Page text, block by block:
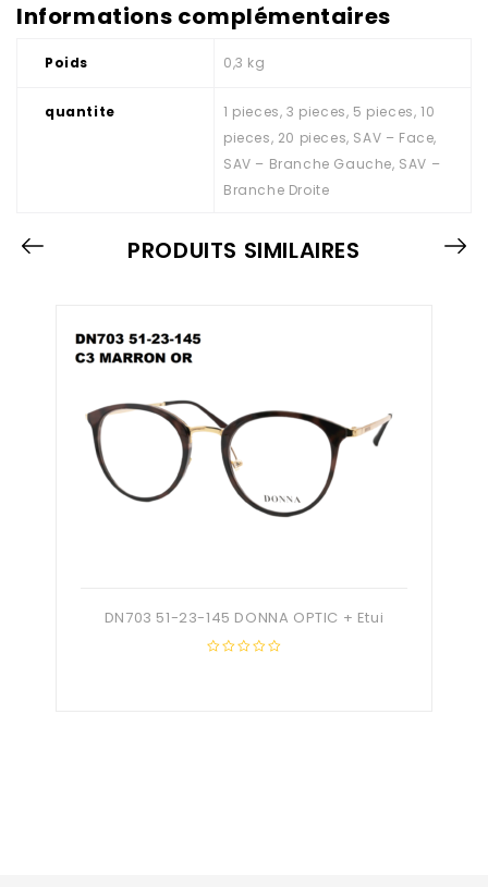
Informations complémentaires
Poids 0,3 kg
quantite
1 pieces, 3 pieces, 5 pieces, 10
pieces, 20 pieces, SAV – Face,
SAV – Branche Gauche, SAV –
Branche Droite
PRODUITS SIMILAIRES
DN703 51-23-145 DONNA OPTIC + Etui